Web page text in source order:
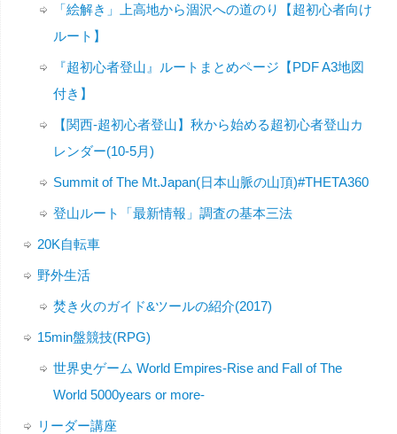
「絵解き」上高地から涸沢への道のり【超初心者向け
ルート】
『超初心者登山』ルートまとめページ【PDF A3地図
付き】
【関西-超初心者登山】秋から始める超初心者登山カ
レンダー(10-5月)
Summit of The Mt.Japan(日本山脈の山頂)#THETA360
登山ルート「最新情報」調査の基本三法
20K自転車
野外生活
焚き火のガイド&ツールの紹介(2017)
15min盤競技(RPG)
世界史ゲーム World Empires-Rise and Fall of The
World 5000years or more-
リーダー講座